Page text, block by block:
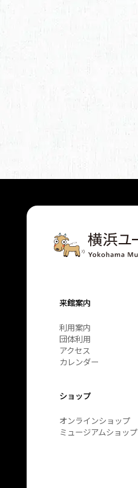
来館案内
利用案内
団体利用
アクセス
カレンダー
ショップ
オンラインショップ
ミュージアムショップ